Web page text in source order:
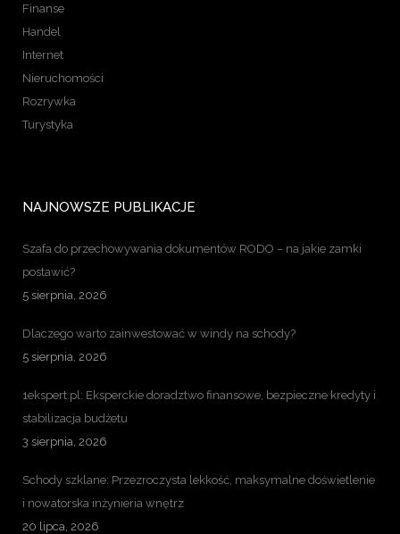
Finanse
Handel
Internet
Nieruchomości
Rozrywka
Turystyka
NAJNOWSZE PUBLIKACJE
Szafa do przechowywania dokumentów RODO – na jakie zamki
postawić?
5 sierpnia, 2026
Dlaczego warto zainwestować w windy na schody?
5 sierpnia, 2026
1ekspert.pl: Eksperckie doradztwo finansowe, bezpieczne kredyty i
stabilizacja budżetu
3 sierpnia, 2026
Schody szklane: Przezroczysta lekkość, maksymalne doświetlenie
i nowatorska inżynieria wnętrz
20 lipca, 2026